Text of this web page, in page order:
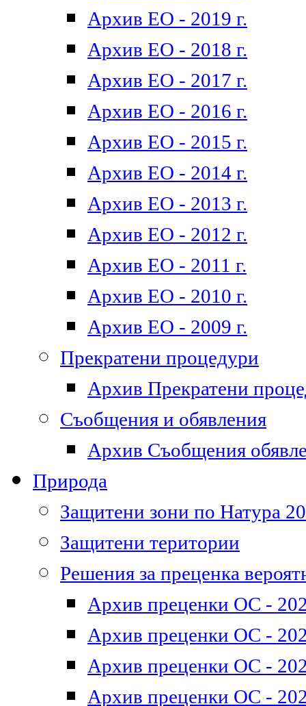
Архив ЕО - 2019 г.
Архив ЕО - 2018 г.
Архив ЕО - 2017 г.
Архив ЕО - 2016 г.
Архив ЕО - 2015 г.
Архив ЕО - 2014 г.
Архив ЕО - 2013 г.
Архив ЕО - 2012 г.
Архив ЕО - 2011 г.
Архив ЕО - 2010 г.
Архив ЕО - 2009 г.
Прекратени процедури
Архив Прекратени
Съобщения и обявления
Архив Съобщения
Природа
Защитени зони по Натура
Защитени територии
Решения за преценка
Архив преценки ОС -
Архив преценки ОС -
Архив преценки ОС -
Архив преценки ОС -